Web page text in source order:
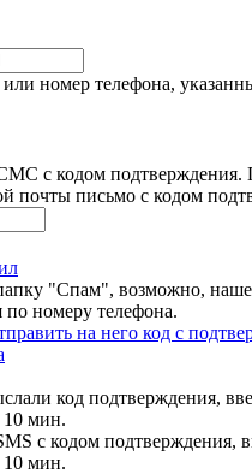
номер телефона,
с кодом подтверждения.
почты письмо с кодом
"Спам", возможно,
по номеру телефона.
на него код с
код подтверждения,
10 мин.
с кодом подтверждения,
10 мин.